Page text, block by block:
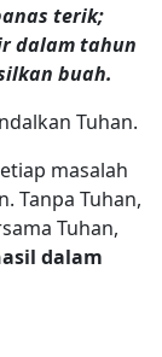
terik;
dalam tahun
buah.
Tuhan.
masalah
Tanpa Tuhan,
Tuhan,
dalam